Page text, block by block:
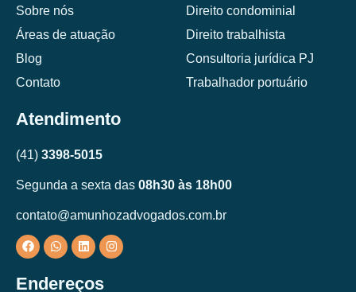
Sobre nós
Áreas de atuação
Blog
Contato
Direito condominial
Direito trabalhista
Consultoria jurídica PJ
Trabalhador portuário
Atendimento
(41) 3398-5015
Segunda a sexta das 08h30 às 18h00
contato@amunhozadvogados.com.br
Endereços